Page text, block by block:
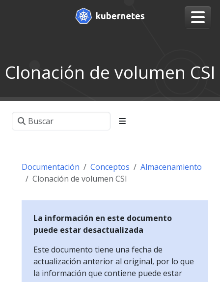
Clonación de volumen CSI
Documentación Conceptos
Almacenamiento
Clonación de volumen CSI
La información en este documento
puede estar desactualizada
Este documento tiene una fecha de
actualización anterior al original, por lo que
la información que contiene puede estar